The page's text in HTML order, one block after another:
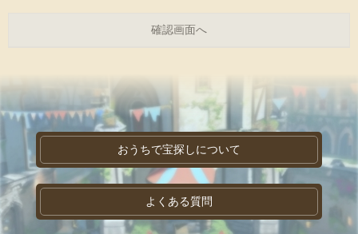
おうちで宝探しについて
よくある質問